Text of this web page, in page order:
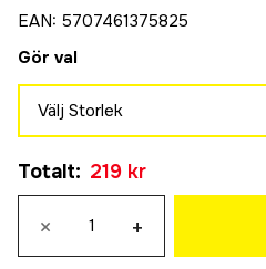
EAN: 5707461375825
Gör val
Välj Storlek
219 kr
L
234 kr
Totalt: 219 kr
× +